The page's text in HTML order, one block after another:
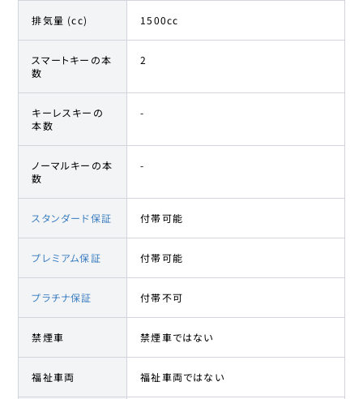
排気量 (cc) 1500cc
スマートキーの本
数
2
キーレスキーの
本数
-
ノーマルキーの本
数
-
スタンダード保証 付帯可能
プレミアム保証 付帯可能
プラチナ保証 付帯不可
禁煙車 禁煙車ではない
福祉車両 福祉車両ではない